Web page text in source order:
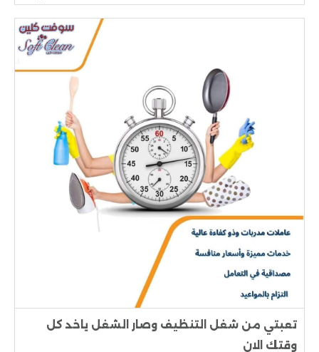
تعبتي من شغل التنظيف وصار الشغل ياخد كل
وقتك الان